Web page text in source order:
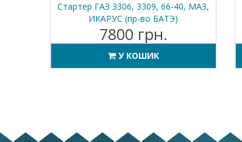
Стартер ГАЗ 3306, 3309, 66-40, МАЗ,
ИКАРУС (пр-во БАТЭ)
7800 грн.
У КОШИК